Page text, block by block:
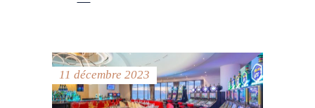
11 décembre 2023